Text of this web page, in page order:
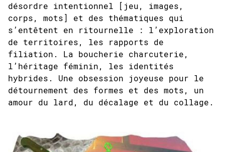
désordre intentionnel [jeu, images,
corps, mots] et des thématiques qui
s’entêtent en ritournelle : l’exploration
de territoires, les rapports de
filiation. La boucherie charcuterie,
l’héritage féminin, les identités
hybrides. Une obsession joyeuse pour le
détournement des formes et des mots, un
amour du lard, du décalage et du collage.